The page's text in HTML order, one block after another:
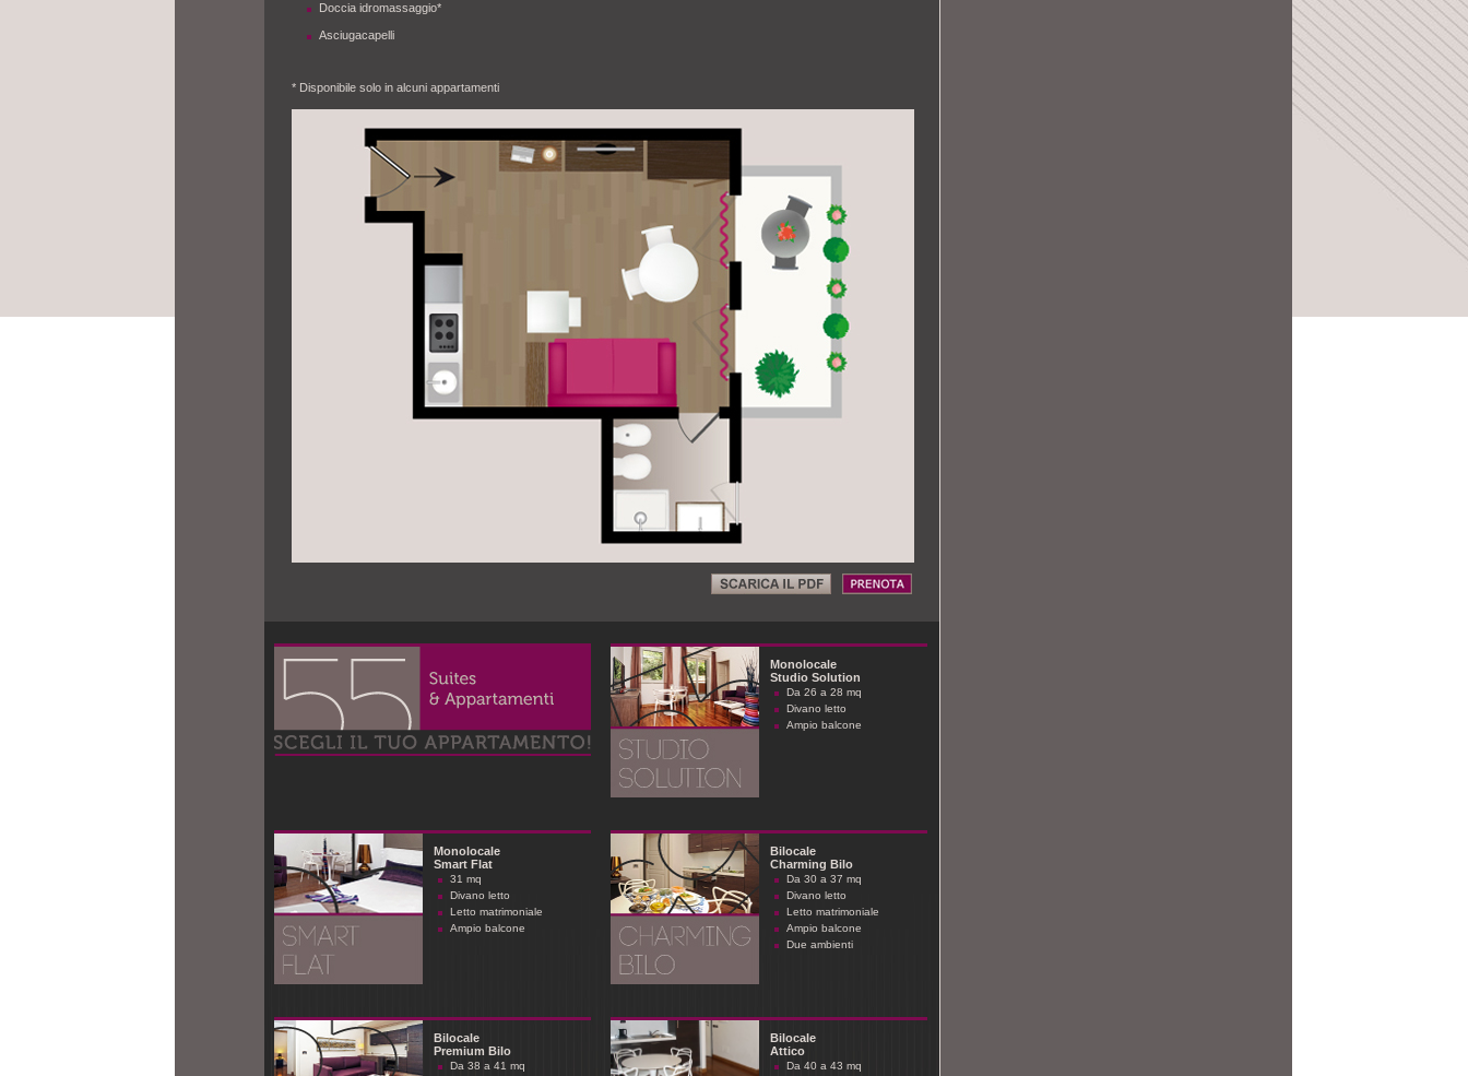
Doccia idromassaggio*
Asciugacapelli
* Disponibile solo in alcuni appartamenti
Monolocale
Studio Solution
Da 26 a 28 mq
Divano letto
Ampio balcone
Monolocale
Smart Flat
31 mq
Divano letto
Letto matrimoniale
Ampio balcone
Bilocale
Charming Bilo
Da 30 a 37 mq
Divano letto
Letto matrimoniale
Ampio balcone
Due ambienti
Bilocale
Premium Bilo
Da 38 a 41 mq
Bilocale
Attico
Da 40 a 43 mq